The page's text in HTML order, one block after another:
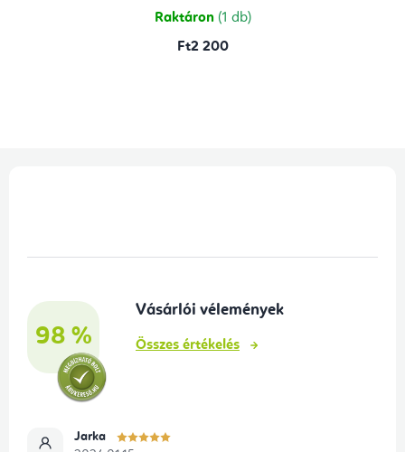
csillag.
Raktáron (1 db)
Ft2 200
98 %
Vásárlói vélemények
Összes értékelés
Jarka